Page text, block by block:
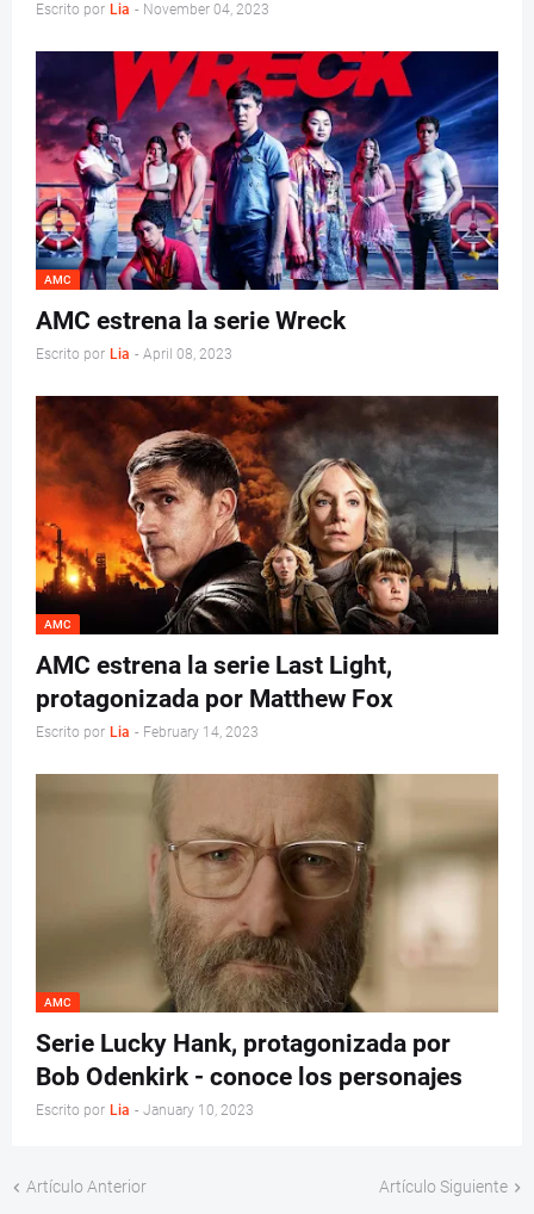
Escrito por Lia - November 04, 2023
AMC
AMC estrena la serie Wreck
Escrito por Lia - April 08, 2023
AMC
AMC estrena la serie Last Light,
protagonizada por Matthew Fox
Escrito por Lia - February 14, 2023
AMC
Serie Lucky Hank, protagonizada por
Bob Odenkirk - conoce los personajes
Escrito por Lia - January 10, 2023
Artículo Anterior Artículo Siguiente